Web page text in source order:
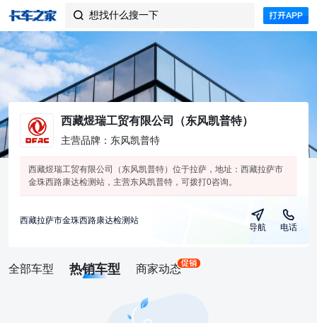
 想找什么搜一下
西藏煜瑞工贸有限公司（东风凯普特）
主营品牌：东风凯普特
西藏煜瑞工贸有限公司（东风凯普特）位于拉萨，地址：西藏拉萨市
金珠西路康达检测站，主营东风凯普特，可拨打0咨询。
西藏拉萨市金珠西路康达检测站
导航 电话
全部车型 热销车型 商家动态